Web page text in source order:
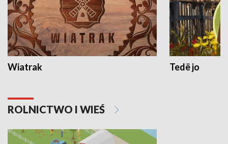
Wiatrak Tedë jo
ROLNICTWO I WIEŚ